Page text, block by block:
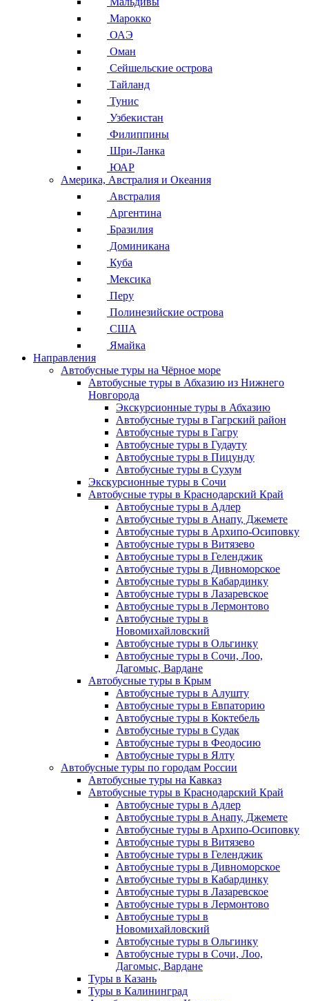
Марокко
ОАЭ
Оман
Сейшельские острова
Тайланд
Тунис
Узбекистан
Филиппины
Шри-Ланка
ЮАР
Америка, Австралия и Океания
Австралия
Аргентина
Бразилия
Доминикана
Куба
Мексика
Перу
Полинезийские острова
США
Ямайка
Направления
Автобусные туры на Чёрное море
Автобусные туры в Абхазию из Нижнего
Новгорода
Экскурсионные туры в Абхазию
Автобусные туры в Гагрский район
Автобусные туры в Гагру
Автобусные туры в Гудауту
Автобусные туры в Пицунду
Автобусные туры в Сухум
Экскурсионные туры в Сочи
Автобусные туры в Краснодарский Край
Автобусные туры в Адлер
Автобусные туры в Анапу, Джемете
Автобусные туры в Архипо-Осиповку
Автобусные туры в Витязево
Автобусные туры в Геленджик
Автобусные туры в Дивноморское
Автобусные туры в Кабардинку
Автобусные туры в Лазаревское
Автобусные туры в Лермонтово
Автобусные туры в
Новомихайловский
Автобусные туры в Ольгинку
Автобусные туры в Сочи, Лоо,
Дагомыс, Вардане
Автобусные туры в Крым
Автобусные туры в Алушту
Автобусные туры в Евпаторию
Автобусные туры в Коктебель
Автобусные туры в Судак
Автобусные туры в Феодосию
Автобусные туры в Ялту
Автобусные туры по городам России
Автобусные туры на Кавказ
Автобусные туры в Краснодарский Край
Автобусные туры в Адлер
Автобусные туры в Анапу, Джемете
Автобусные туры в Архипо-Осиповку
Автобусные туры в Витязево
Автобусные туры в Геленджик
Автобусные туры в Дивноморское
Автобусные туры в Кабардинку
Автобусные туры в Лазаревское
Автобусные туры в Лермонтово
Автобусные туры в
Новомихайловский
Автобусные туры в Ольгинку
Автобусные туры в Сочи, Лоо,
Дагомыс, Вардане
Туры в Казань
Туры в Калининград